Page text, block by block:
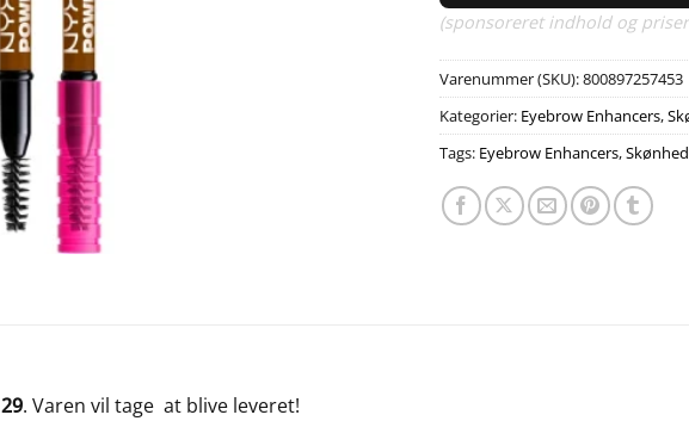
(sponsoreret indhold og
Varenummer (SKU):800897257453
Kategorier: Eyebrow Enhancers,
Tags: Eyebrow Enhancers,Skønhed
29. Varen vil tage at blive leveret!